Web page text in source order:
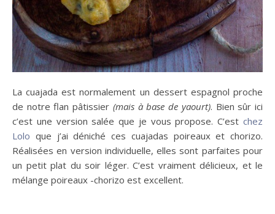
La cuajada est normalement un dessert espagnol proche
de notre flan pâtissier (mais à base de yaourt). Bien sûr ici
c’est une version salée que je vous propose. C’est chez
Lolo que j’ai déniché ces cuajadas poireaux et chorizo.
Réalisées en version individuelle, elles sont parfaites pour
un petit plat du soir léger. C’est vraiment délicieux, et le
mélange poireaux -chorizo est excellent.